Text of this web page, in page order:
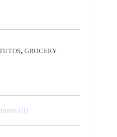
,GROCERY
(0)